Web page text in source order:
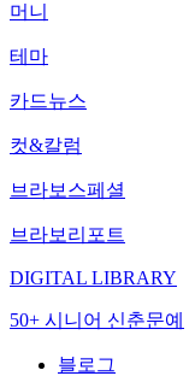
머니
테마
카드뉴스
컷&칼럼
브라보스페셜
브라보리포트
DIGITAL LIBRARY
50+ 시니어 신춘문예
블로그